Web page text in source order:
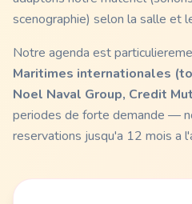
scenographie) selon la salle et
Notre agenda est
Maritimes internationales
Noel Naval Group, Credit
periodes de forte demande —
reservations jusqu'a 12 mois a